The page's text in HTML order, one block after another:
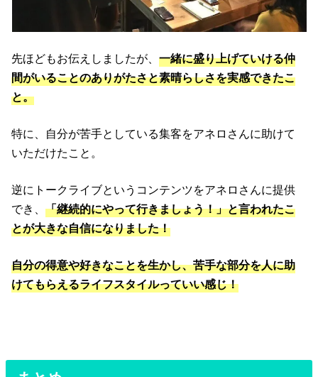
先ほどもお伝えしましたが、一緒に盛り上げていける仲
間がいることのありがたさと素晴らしさを実感できたこ
と。
特に、自分が苦手としている集客をアネロさんに助けて
いただけたこと。
逆にトークライブというコンテンツをアネロさんに提供
でき、「継続的にやって行きましょう！」と言われたこ
とが大きな自信になりました！
自分の得意や好きなことを生かし、苦手な部分を人に助
けてもらえるライフスタイルっていい感じ！